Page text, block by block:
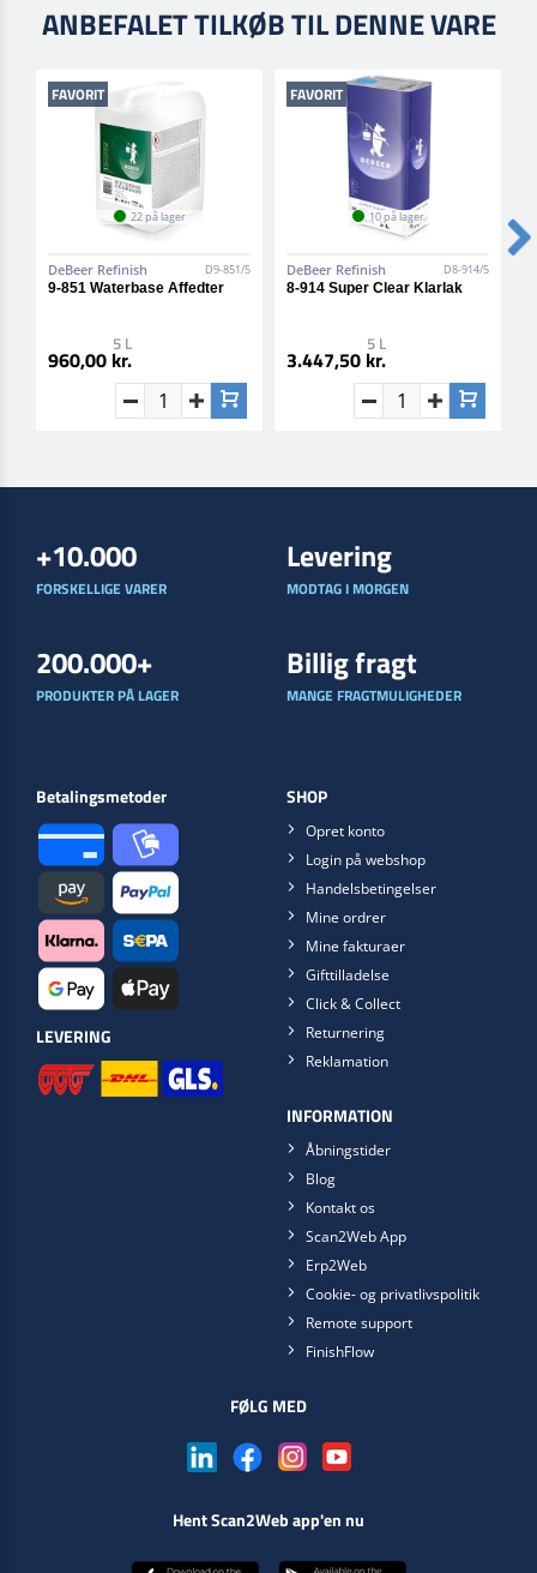
ANBEFALET TILKØB TIL DENNE VARE
FAVORIT
22 på lager
DeBeer Refinish D9-851/5
9-851 Waterbase Affedter
5 L
960,00 kr.
FAVORIT
10 på lager
DeBeer Refinish D8-914/5
8-914 Super Clear Klarlak
5 L
3.447,50 kr.
+10.000
FORSKELLIGE VARER
Levering
MODTAG I MORGEN
200.000+
PRODUKTER PÅ LAGER
Billig fragt
MANGE FRAGTMULIGHEDER
Betalingsmetoder
LEVERING
SHOP
Opret konto
Login på webshop
Handelsbetingelser
Mine ordrer
Mine fakturaer
Gifttilladelse
Click & Collect
Returnering
Reklamation
INFORMATION
Åbningstider
Blog
Kontakt os
Scan2Web App
Erp2Web
Cookie- og privatlivspolitik
Remote support
FinishFlow
FØLG MED
Hent Scan2Web app'en nu